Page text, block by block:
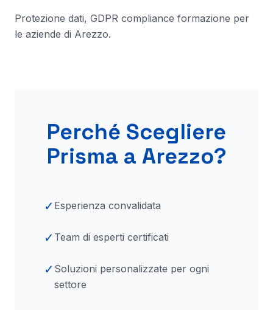
Protezione dati, GDPR compliance formazione per
le aziende di Arezzo.
Perché Scegliere
Prisma a Arezzo?
✓ Esperienza convalidata
✓ Team di esperti certificati
✓ Soluzioni personalizzate per ogni
settore